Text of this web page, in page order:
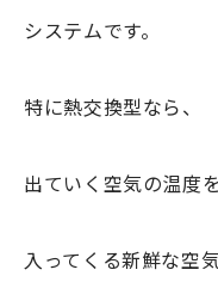
システムです。
特に熱交換型なら、
出ていく空気の温度
入ってくる新鮮な空